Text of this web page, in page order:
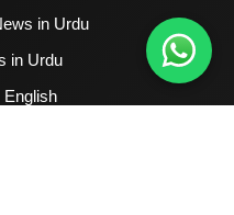
in Urdu
in Urdu